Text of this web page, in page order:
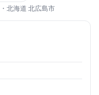
・北海道 北広島市